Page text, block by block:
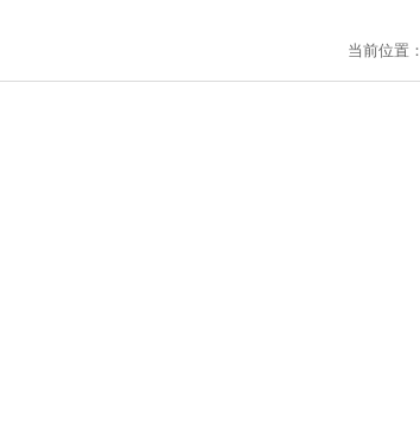
当前位置：